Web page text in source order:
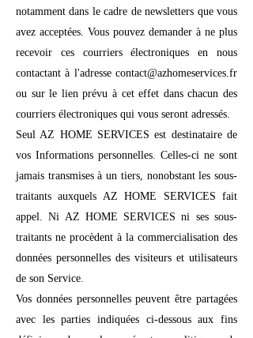
notamment dans le cadre de newsletters que vous
avez acceptées. Vous pouvez demander à ne plus
recevoir ces courriers électroniques en nous
contactant à l'adresse contact@azhomeservices.fr
ou sur le lien prévu à cet effet dans chacun des
courriers électroniques qui vous seront adressés.
Seul AZ HOME SERVICES est destinataire de
vos Informations personnelles. Celles-ci ne sont
jamais transmises à un tiers, nonobstant les sous-
traitants auxquels AZ HOME SERVICES fait
appel. Ni AZ HOME SERVICES ni ses sous-
traitants ne procèdent à la commercialisation des
données personnelles des visiteurs et utilisateurs
de son Service.
Vos données personnelles peuvent être partagées
avec les parties indiquées ci-dessous aux fins